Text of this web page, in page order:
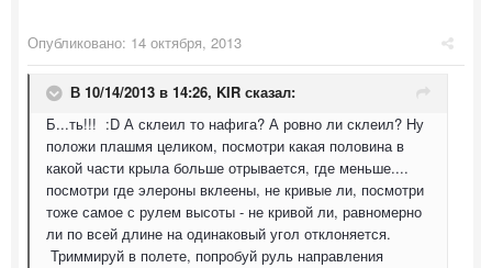
Опубликовано: 14 октября, 2013
В 10/14/2013 в 14:26, KIR сказал:
Б...ть!!! :D А склеил то нафига? А ровно ли склеил? Ну
положи плашмя целиком, посмотри какая половина в
какой части крыла больше отрывается, где меньше....
посмотри где элероны вклеены, не кривые ли, посмотри
тоже самое с рулем высоты - не кривой ли, равномерно
ли по всей длине на одинаковый угол отклоняется.
Триммируй в полете, попробуй руль направления